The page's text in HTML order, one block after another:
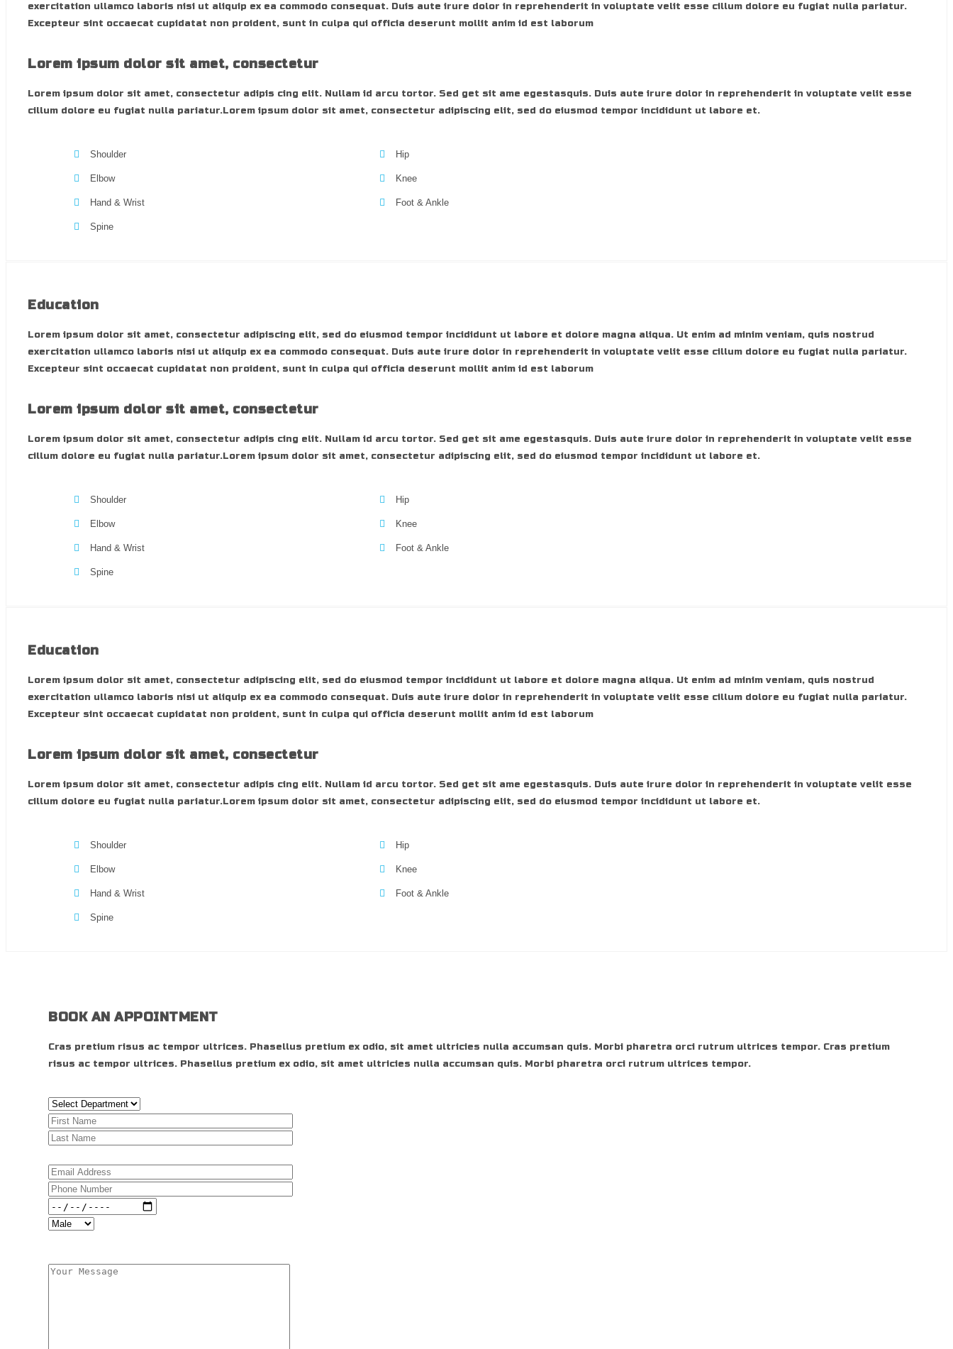
exercitation ullamco laboris nisi ut aliquip ex ea commodo consequat. Duis aute irure dolor in reprehenderit in voluptate velit esse cillum dolore eu fugiat nulla pariatur.
Excepteur sint occaecat cupidatat non proident, sunt in culpa qui officia deserunt mollit anim id est laborum
Lorem ipsum dolor sit amet, consectetur
Lorem ipsum dolor sit amet, consectetur adipis cing elit. Nullam id arcu tortor. Sed get sit ame egestasquis. Duis aute irure dolor in reprehenderit in voluptate velit esse
cillum dolore eu fugiat nulla pariatur.Lorem ipsum dolor sit amet, consectetur adipiscing elit, sed do eiusmod tempor incididunt ut labore et.
Shoulder
Elbow
Hand & Wrist
Spine
Hip
Knee
Foot & Ankle
Education
Lorem ipsum dolor sit amet, consectetur adipiscing elit, sed do eiusmod tempor incididunt ut labore et dolore magna aliqua. Ut enim ad minim veniam, quis nostrud
exercitation ullamco laboris nisi ut aliquip ex ea commodo consequat. Duis aute irure dolor in reprehenderit in voluptate velit esse cillum dolore eu fugiat nulla pariatur.
Excepteur sint occaecat cupidatat non proident, sunt in culpa qui officia deserunt mollit anim id est laborum
Lorem ipsum dolor sit amet, consectetur
Lorem ipsum dolor sit amet, consectetur adipis cing elit. Nullam id arcu tortor. Sed get sit ame egestasquis. Duis aute irure dolor in reprehenderit in voluptate velit esse
cillum dolore eu fugiat nulla pariatur.Lorem ipsum dolor sit amet, consectetur adipiscing elit, sed do eiusmod tempor incididunt ut labore et.
Shoulder
Elbow
Hand & Wrist
Spine
Hip
Knee
Foot & Ankle
Education
Lorem ipsum dolor sit amet, consectetur adipiscing elit, sed do eiusmod tempor incididunt ut labore et dolore magna aliqua. Ut enim ad minim veniam, quis nostrud
exercitation ullamco laboris nisi ut aliquip ex ea commodo consequat. Duis aute irure dolor in reprehenderit in voluptate velit esse cillum dolore eu fugiat nulla pariatur.
Excepteur sint occaecat cupidatat non proident, sunt in culpa qui officia deserunt mollit anim id est laborum
Lorem ipsum dolor sit amet, consectetur
Lorem ipsum dolor sit amet, consectetur adipis cing elit. Nullam id arcu tortor. Sed get sit ame egestasquis. Duis aute irure dolor in reprehenderit in voluptate velit esse
cillum dolore eu fugiat nulla pariatur.Lorem ipsum dolor sit amet, consectetur adipiscing elit, sed do eiusmod tempor incididunt ut labore et.
Shoulder
Elbow
Hand & Wrist
Spine
Hip
Knee
Foot & Ankle
BOOK AN APPOINTMENT
Cras pretium risus ac tempor ultrices. Phasellus pretium ex odio, sit amet ultricies nulla accumsan quis. Morbi pharetra orci rutrum ultrices tempor. Cras pretium
risus ac tempor ultrices. Phasellus pretium ex odio, sit amet ultricies nulla accumsan quis. Morbi pharetra orci rutrum ultrices tempor.